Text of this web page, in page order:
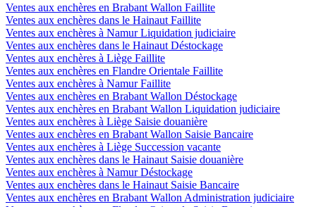
Ventes aux enchères en Brabant Wallon Faillite
Ventes aux enchères dans le Hainaut Faillite
Ventes aux enchères à Namur Liquidation judiciaire
Ventes aux enchères dans le Hainaut Déstockage
Ventes aux enchères à Liège Faillite
Ventes aux enchères en Flandre Orientale Faillite
Ventes aux enchères à Namur Faillite
Ventes aux enchères en Brabant Wallon Déstockage
Ventes aux enchères en Brabant Wallon Liquidation judiciaire
Ventes aux enchères à Liège Saisie douanière
Ventes aux enchères en Brabant Wallon Saisie Bancaire
Ventes aux enchères à Liège Succession vacante
Ventes aux enchères dans le Hainaut Saisie douanière
Ventes aux enchères à Namur Déstockage
Ventes aux enchères dans le Hainaut Saisie Bancaire
Ventes aux enchères en Brabant Wallon Administration judiciaire